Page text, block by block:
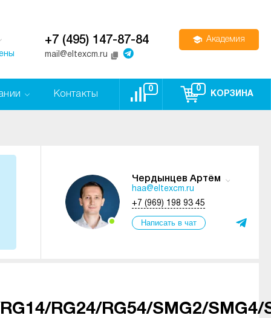
+7 (495) 147-87-84
mail@eltexcm.ru
Академия
Контакты
0 0
КОРЗИНА
Чердынцев Артём
haa@eltexcm.ru
+7 (969) 198 93 45
Написать в чат
RG24/RG54/SMG2/